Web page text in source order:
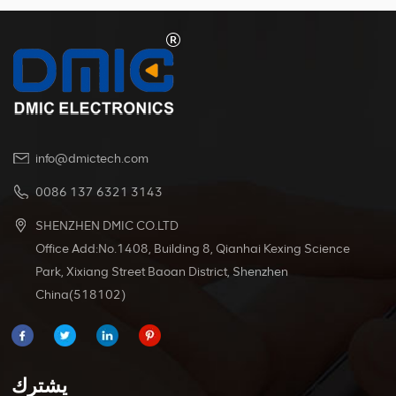
info@dmictech.com
0086 137 6321 3143
SHENZHEN DMIC CO.LTD
Office Add:No.1408, Building 8, Qianhai Kexing Science
Park, Xixiang Street Baoan District, Shenzhen
China(518102)
يشترك